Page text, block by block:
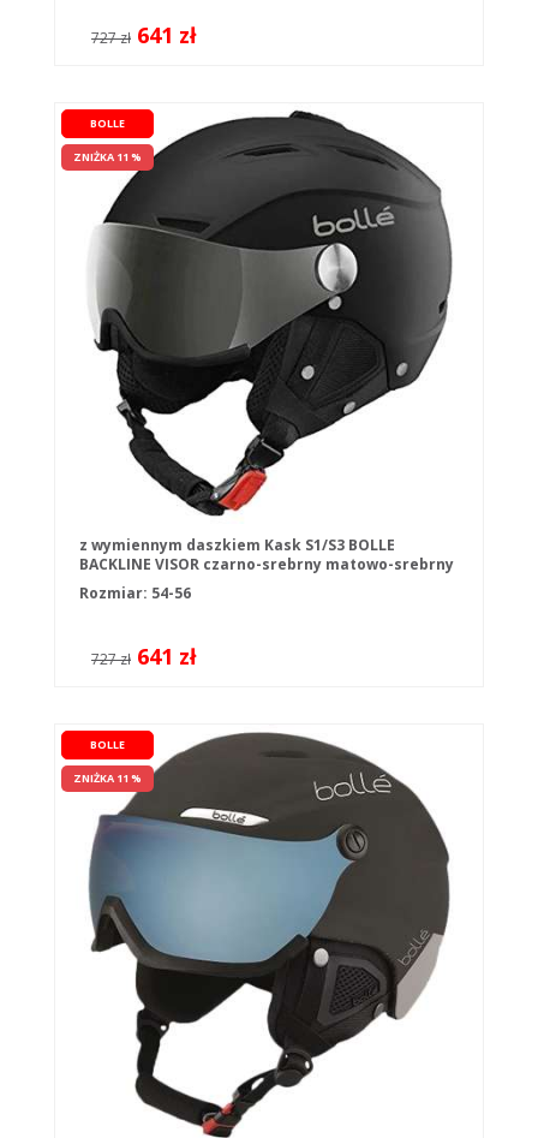
727 zł 641 zł
BOLLE
ZNIŻKA 11 %
z wymiennym daszkiem Kask S1/S3 BOLLE
BACKLINE VISOR czarno-srebrny matowo-srebrny
pistolet
Rozmiar: 54-56
727 zł 641 zł
BOLLE
ZNIŻKA 11 %